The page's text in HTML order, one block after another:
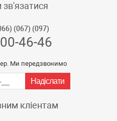
(067) (097)
46-46
Ми передзвонимо
кліентам